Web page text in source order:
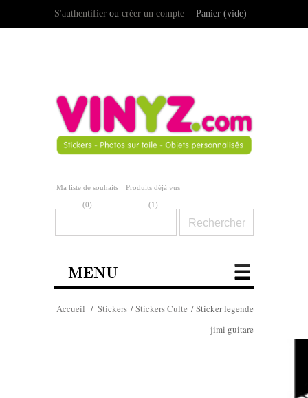
Ma liste de souhaits
(0)
Produits déjà vus
(1)
Panier (vide)
S'authentifier ou créer un compte
MENU
Accueil / Stickers /Stickers Culte /Sticker legende
jimi guitare